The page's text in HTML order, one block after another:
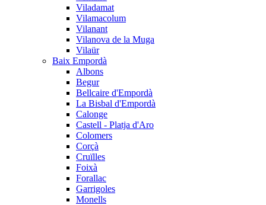
Viladamat
Vilamacolum
Vilanant
Vilanova de la Muga
Vilaür
Baix Empordà
Albons
Begur
Bellcaire d'Empordà
La Bisbal d'Empordà
Calonge
Castell - Platja d'Aro
Colomers
Corçà
Cruïlles
Foixà
Forallac
Garrigoles
Monells